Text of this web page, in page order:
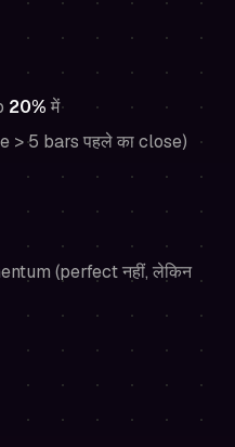
20% में
> 5 bars पहले का close)
(perfect नहीं, लेकिन